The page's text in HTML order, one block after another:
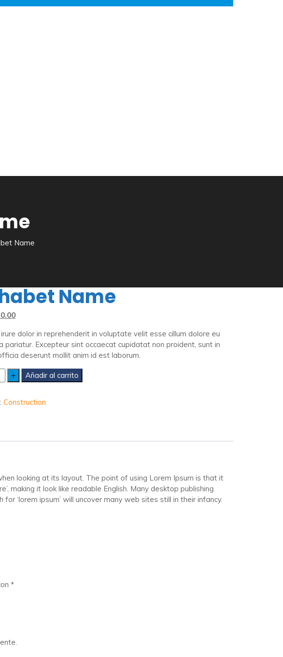
Name
Name
El
actual
es:
£20.00.
dolor in reprehenderit in voluptate velit esse cillum dolore eu
pariatur. Excepteur sint occaecat cupidatat non proident, sunt in
deserunt mollit anim id est laborum.
Añadir al carrito
Construction
looking at its layout. The point of using Lorem Ipsum is that it
making it look like readable English. Many desktop publishing
‘lorem ipsum’ will uncover many web sites still in their infancy.
*